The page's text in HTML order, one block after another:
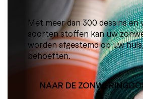
Met meer dan 300 dessins en
soorten stoffen kan uw
worden afgestemd op uw
behoeften.
NAAR DE